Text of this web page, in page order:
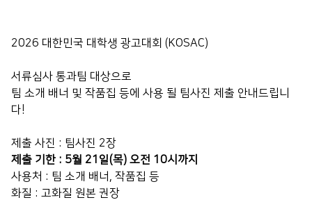
2026 대한민국 대학생 광고대회 (KOSAC)
서류심사 통과팀 대상으로
팀 소개 배너 및 작품집 등에 사용 될 팀사진 제출 안내드립니
다!
제출 사진 : 팀사진 2장
제출 기한 : 5월 21일(목) 오전 10시까지
사용처 : 팀 소개 배너, 작품집 등
화질 : 고화질 원본 권장